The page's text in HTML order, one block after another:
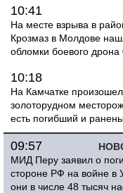
10:41
На месте взрыва в
Крозмаз в Молдове
обломки боевого дрона
10:18
На Камчатке
золоторудном
есть погибший и
09:57
МИД Перу заявил о
стороне РФ на войне в
они в числе 48 тысяч